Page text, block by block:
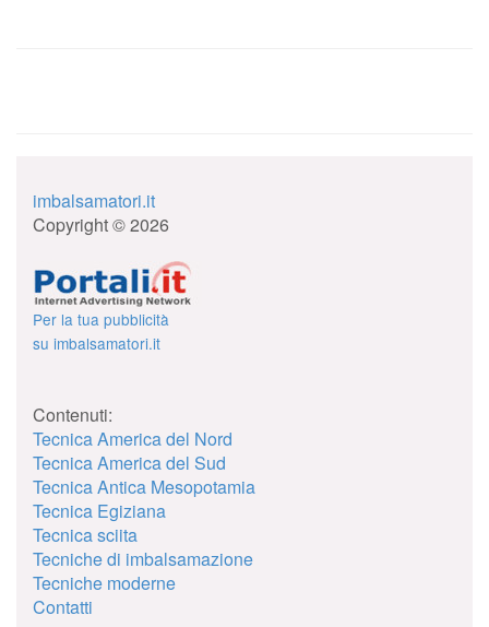
imbalsamatori.it
Copyright © 2026
Per la tua pubblicità
su imbalsamatori.it
Contenuti:
Tecnica America del Nord
Tecnica America del Sud
Tecnica Antica Mesopotamia
Tecnica Egiziana
Tecnica sciita
Tecniche di imbalsamazione
Tecniche moderne
Contatti